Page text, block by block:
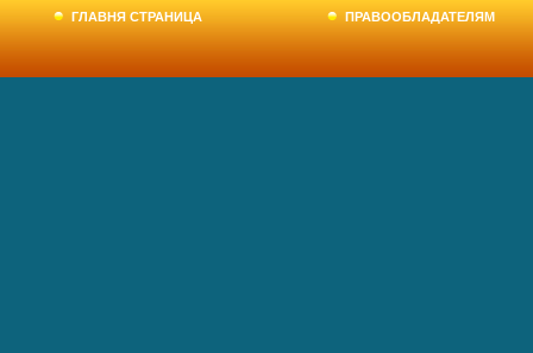
ГЛАВНЯ СТРАНИЦА ПРАВООБЛАДАТЕЛЯМ